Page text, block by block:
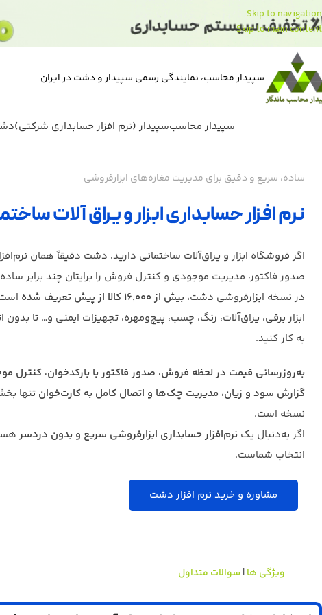
Skip to navigation
Skip to main content
سپیدار محاسب، نمایندگی رسمی سپیدار و دشت در ایران
سپیدار محاسبسپیدار (نرم افزار حسابداری شرکتی)
ساده، سریع و دقیق برای مدیریت مغازه‌های ابزارفروشی
نرم افزار حسابداری ابزار و یراق آلات
اگر فروشگاه ابزار و یراق‌آلات ساختمانی دارید، دشت دقیقاً همان
صدور فاکتور، مدیریت موجودی و کنترل فروش را برایتان چند برابر
در نسخه ابزارفروشی دشت، بیش از ۱۶٬۰۰۰ کالا از پیش تعریف شده
ابزار برقی، یراق‌آلات، رنگ، چسب، پیچ‌ومهره، تجهیزات ایمنی و… تا
به کار کنید.
به‌روزرسانی قیمت در لحظه فروش، صدور فاکتور با بارکدخوان، کنترل
گزارش سود و زیان، مدیریت چک‌ها و اتصال کامل به کارت‌خوان تنها
نسخه است.
اگر به‌دنبال یک نرم‌افزار حسابداری ابزارفروشی سریع و بدون دردسر
انتخاب شماست.
مشاوره و خرید نرم افزار دشت
ویژگی ها| سوالات متداول